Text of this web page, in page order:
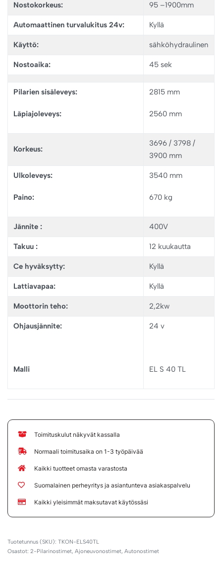
Nostokorkeus: 95 –1900mm
Automaattinen turvalukitus 24v: Kyllä
Käyttö: sähköhydraulinen
Nostoaika: 45 sek
Pilarien sisäleveys:
Läpiajoleveys:
2815 mm
2560 mm
Korkeus:
3696 / 3798 /
3900 mm
Ulkoleveys:
Paino:
3540 mm
670 kg
Jännite : 400V
Takuu : 12 kuukautta
Ce hyväksytty: Kyllä
Lattiavapaa: Kyllä
Moottorin teho: 2,2kw
Ohjausjännite:
Malli
24 v
EL S 40 TL
Toimituskulut näkyvät kassalla
Normaali toimitusaika on 1-3 työpäivää
Kaikki tuotteet omasta varastosta
Suomalainen perheyritys ja asiantunteva asiakaspalvelu
Kaikki yleisimmät maksutavat käytössäsi
TKON-ELS40TL
Osastot: 2-Pilarinostimet, Ajoneuvonostimet, Autonostimet